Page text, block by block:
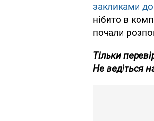
закликами до
нібито в
почали
Тільки
Не ведіться